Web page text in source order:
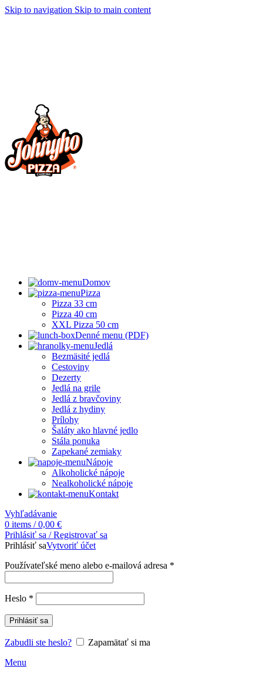
Skip to navigation Skip to main content
Domov
Pizza
Pizza 33 cm
Pizza 40 cm
XXL Pizza 50 cm
Denné menu (PDF)
Jedlá
Bezmäsité jedlá
Cestoviny
Dezerty
Jedlá na grile
Jedlá z bravčoviny
Jedlá z hydiny
Prílohy
Šaláty ako hlavné jedlo
Stála ponuka
Zapekané zemiaky
Nápoje
Alkoholické nápoje
Nealkoholické nápoje
Kontakt
Vyhľadávanie
0 items / 0,00 €
Prihlásiť sa / Registrovať sa
Prihlásiť saVytvoriť účet
Používateľské meno alebo e-mailová adresa *
Heslo *
Prihlásiť sa
Zabudli ste heslo?
Zapamätať si ma
Menu